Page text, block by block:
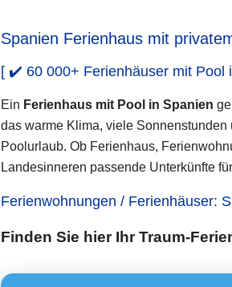
Spanien Ferienhaus mit
[ ✔️ 60 000+ Ferienhäuser mit Pool
Ein Ferienhaus mit Pool in Spanien
das warme Klima, viele
Poolurlaub. Ob Ferienhaus,
Landesinneren passende Unterkünfte
Ferienwohnungen / Ferienhäuser:
Finden Sie hier Ihr Traum-